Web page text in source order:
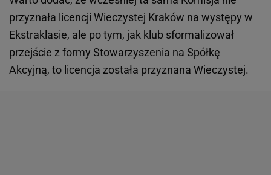
przyznała licencji Wieczystej Kraków na występy w
Ekstraklasie, ale po tym, jak klub sformalizował
przejście z formy Stowarzyszenia na Spółkę
Akcyjną, to licencja została przyznana Wieczystej.